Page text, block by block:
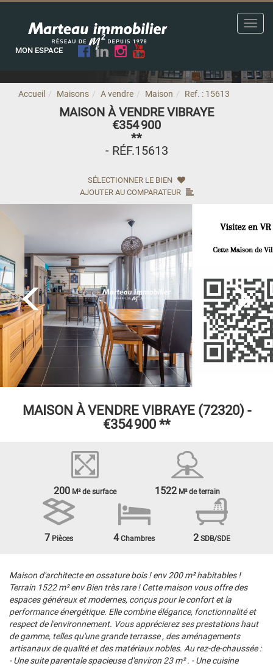
MON ESPACE
Accueil Maisons A vendre Maison Ref. : 15613
MAISON À VENDRE VIBRAYE
€354 900
**
- RÉF.15613
SÉLECTIONNER LE BIEN
AJOUTER AU COMPARATEUR
MAISON À VENDREVIBRAYE (72320) -
€354 900 **
200M² de surface 1522M² de terrain
7 Pièces 4Chambres 2 SDB/SDE
Maison d'architecte en ossature bois ! env 200 m² habitables !
Terrain 1522 m² env Bien très rare ! Cette maison vous offre des
espaces généreux et modernes, conçus pour le confort et la
performance énergétique. Elle combine élégance, fonctionnalité et
respect de l'environnement. Vous apprécierez ses prestations haut
de gamme, telles qu'une grande terrasse , des aménagements
artisanaux de qualité et des matériaux nobles. Au rez-de-chaussée :
- Une suite parentale spacieuse d'environ 23 m² . - Une cuisine